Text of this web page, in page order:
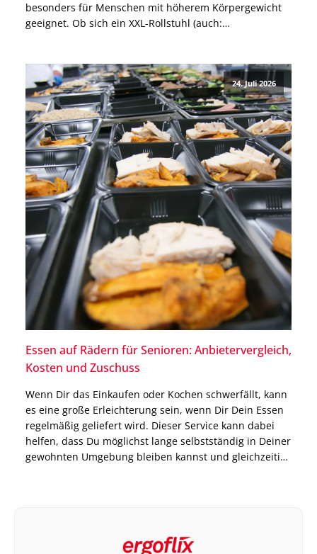
besonders für Menschen mit höherem Körpergewicht
geeignet. Ob sich ein XXL-Rollstuhl (auch:
große Menschen oder Menschen mit einem allgemein
breiten Körperbau […]
24. Juli 2026
Essen auf Rädern für Senioren: Anbietervergleich,
Kosten und Zuschuss
Wenn Dir das Einkaufen oder Kochen schwerfällt, kann
es eine große Erleichterung sein, wenn Dir Dein Essen
regelmäßig geliefert wird. Dieser Service kann dabei
helfen, dass Du möglichst lange selbstständig in Deiner
gewohnten Umgebung bleiben kannst und gleichzeitig